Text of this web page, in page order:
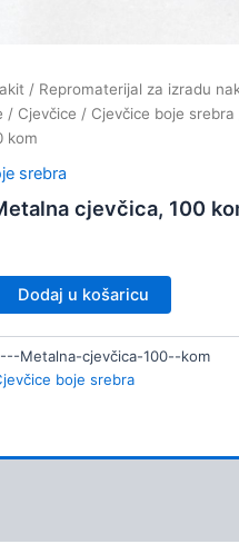
/ Repromaterijal za izradu
/ Cjevčice / Cjevčice boje srebra
kom
srebra
cjevčica, 100
Dodaj u košaricu
Metalna-cjevčica-100--kom
boje srebra